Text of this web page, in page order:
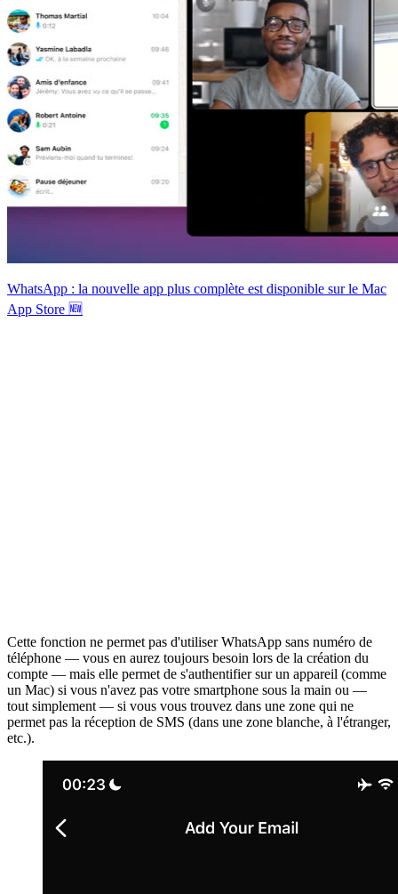
WhatsApp : la nouvelle app plus complète est disponible sur le Mac
App Store 🆕
Cette fonction ne permet pas d'utiliser WhatsApp sans numéro de
téléphone — vous en aurez toujours besoin lors de la création du
compte — mais elle permet de s'authentifier sur un appareil (comme
un Mac) si vous n'avez pas votre smartphone sous la main ou —
tout simplement — si vous vous trouvez dans une zone qui ne
permet pas la réception de SMS (dans une zone blanche, à l'étranger,
etc.).